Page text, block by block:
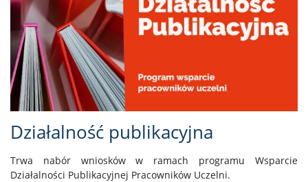
Działalność publikacyjna
Trwa nabór wniosków w ramach programu Wsparcie
Działalności Publikacyjnej Pracowników Uczelni.